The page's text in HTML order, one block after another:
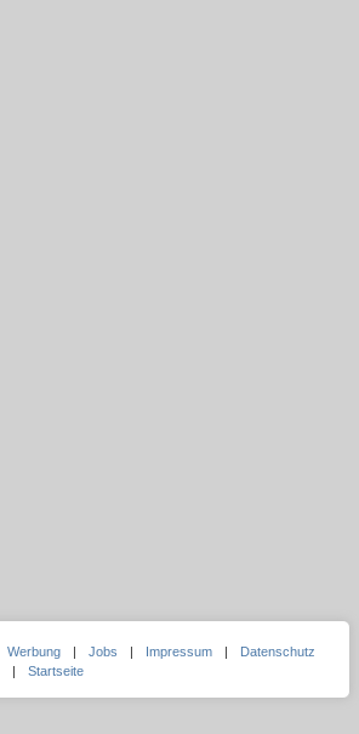
Werbung | Jobs | Impressum |
Datenschutz
| Startseite